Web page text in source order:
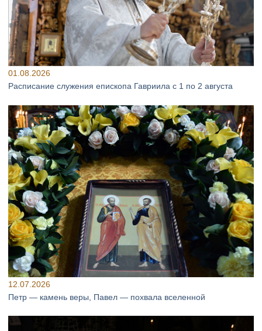
01.08.2026
Расписание служения епископа Гавриила с 1 по 2 августа
12.07.2026
Петр — камень веры, Павел — похвала вселенной